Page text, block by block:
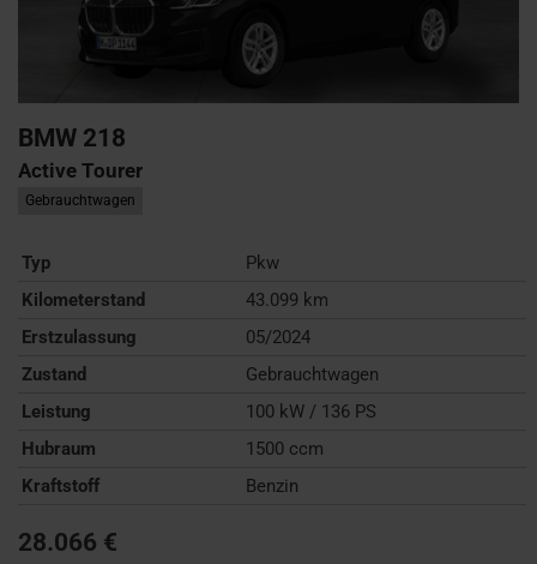
BMW 218
Active Tourer
Gebrauchtwagen
Typ
Pkw
Kilometerstand
43.099 km
Erstzulassung
05/2024
Zustand
Gebrauchtwagen
Leistung
100 kW / 136 PS
Hubraum
1500 ccm
Kraftstoff
Benzin
28.066 €